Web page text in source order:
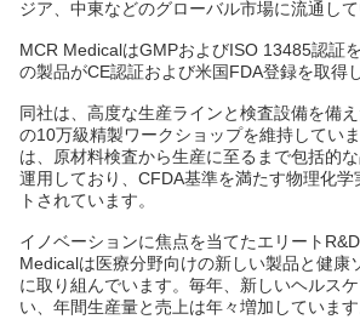
ジア、中東などのグローバル市場に流通して
MCR MedicalはGMPおよびISO 13485認証
の製品がCE認証および米国FDA登録を取得
同社は、高度な生産ラインと検査設備を備
の10万級精製ワークショップを維持してい
は、原材料検査から生産に至るまで包括的
運用しており、CFDA基準を満たす物理化
トされています。
イノベーションに焦点を当てたエリート
Medicalは医療分野向けの新しい製品と健康
に取り組んでいます。毎年、新しいヘルス
い、年間生産量と売上は年々増加しています